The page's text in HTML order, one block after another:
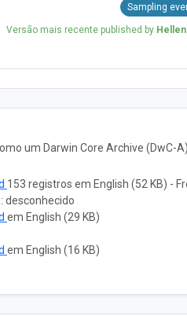
Sampling
Versão mais recente published by
um Darwin Core Archive (DwC-
153 registros em English (52 KB) -
desconhecido
em English (29 KB)
em English (16 KB)